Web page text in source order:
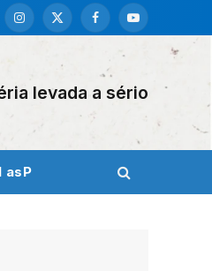
Instagram
X
FacebookYouTube
levada a sério
asP